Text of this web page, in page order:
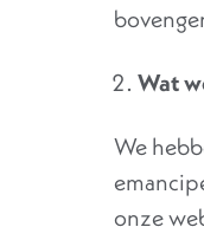
Wat
We
onze